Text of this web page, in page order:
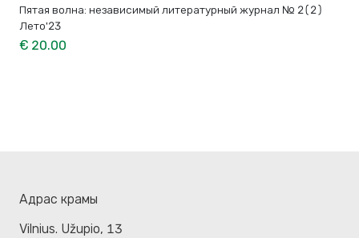
Пятая волна: независимый литературный журнал № 2(2)
Лето'23
€ 20.00
Адрас крамы
Vilnius. Užupio, 13